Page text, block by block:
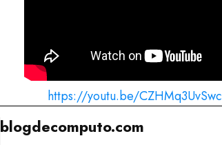
https://youtu.be/CZHMq3UvSwc
blogdecomputo.com